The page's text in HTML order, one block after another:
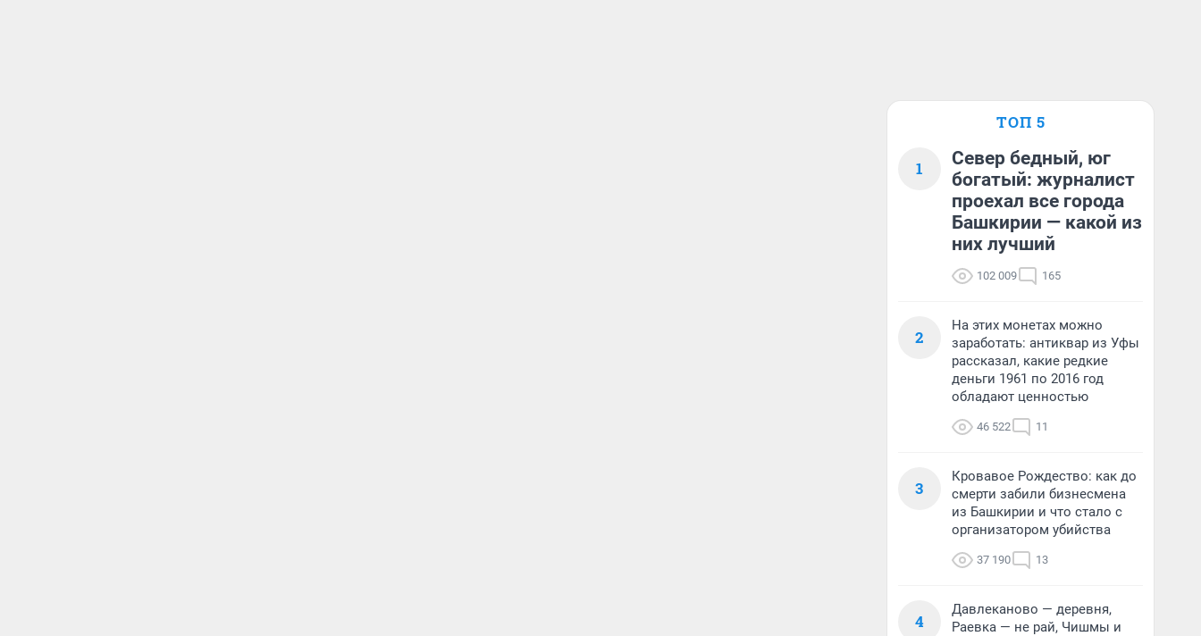
ТОП 5
1
Север бедный, юг
богатый: журналист
проехал все города
Башкирии — какой из
них лучший
102 009 165
2
На этих монетах можно
заработать: антиквар из Уфы
рассказал, какие редкие
деньги 1961 по 2016 год
обладают ценностью
46 522 11
3
Кровавое Рождество: как до
смерти забили бизнесмена
из Башкирии и что стало с
организатором убийства
37 190 13
4
Давлеканово — деревня,
Раевка — не рай, Чишмы и